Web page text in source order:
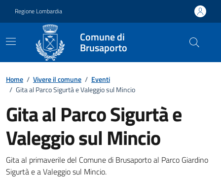
Regione Lombardia
Comune di
Brusaporto
Home / Vivere il comune / Eventi
/ Gita al Parco Sigurtà e Valeggio sul Mincio
Gita al Parco Sigurtà e
Valeggio sul Mincio
Dettagli della notizia
Gita al primaverile del Comune di Brusaporto al Parco Giardino
Sigurtà e a Valeggio sul Mincio.